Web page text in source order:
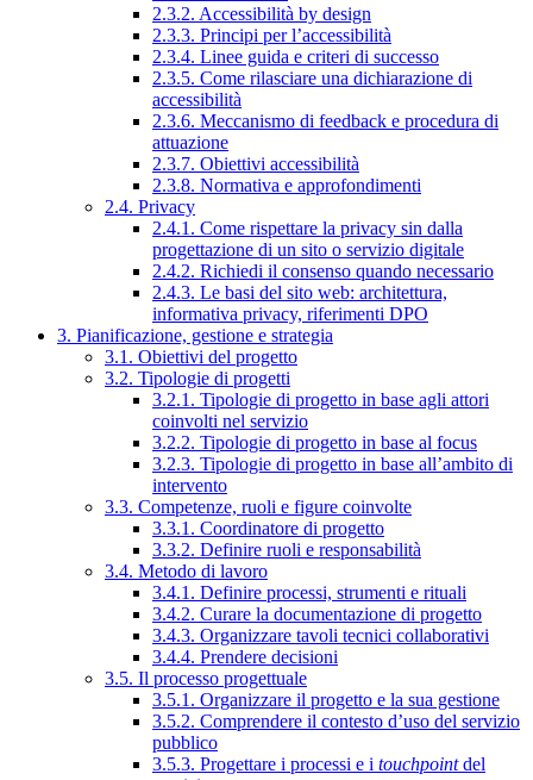
2.3.2. Accessibilità by design
2.3.3. Principi per l’accessibilità
2.3.4. Linee guida e criteri di successo
2.3.5. Come rilasciare una dichiarazione di
accessibilità
2.3.6. Meccanismo di feedback e procedura di
attuazione
2.3.7. Obiettivi accessibilità
2.3.8. Normativa e approfondimenti
2.4. Privacy
2.4.1. Come rispettare la privacy sin dalla
progettazione di un sito o servizio digitale
2.4.2. Richiedi il consenso quando necessario
2.4.3. Le basi del sito web: architettura,
informativa privacy, riferimenti DPO
3. Pianificazione, gestione e strategia
3.1. Obiettivi del progetto
3.2. Tipologie di progetti
3.2.1. Tipologie di progetto in base agli attori
coinvolti nel servizio
3.2.2. Tipologie di progetto in base al focus
3.2.3. Tipologie di progetto in base all’ambito di
intervento
3.3. Competenze, ruoli e figure coinvolte
3.3.1. Coordinatore di progetto
3.3.2. Definire ruoli e responsabilità
3.4. Metodo di lavoro
3.4.1. Definire processi, strumenti e rituali
3.4.2. Curare la documentazione di progetto
3.4.3. Organizzare tavoli tecnici collaborativi
3.4.4. Prendere decisioni
3.5. Il processo progettuale
3.5.1. Organizzare il progetto e la sua gestione
3.5.2. Comprendere il contesto d’uso del servizio
pubblico
3.5.3. Progettare i processi e i touchpointdel